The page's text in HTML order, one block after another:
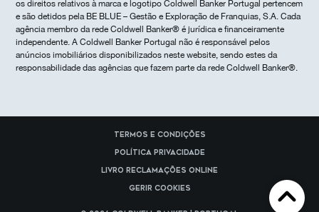
os direitos relativos à marca e logotipo Coldwell Banker Portugal pertencem
e são detidos pela BE BLUE – Gestão e Exploração de Franquias, S.A. Cada
agência membro da rede Coldwell Banker® é jurídica e financeiramente
independente. A Coldwell Banker Portugal não é responsável pelos
anúncios imobiliários disponibilizados neste website, sendo estes da
responsabilidade das agências que fazem parte da rede Coldwell Banker®.
Termos e Condições
Política Privacidade
Livro reclamações online
Gerir cookies